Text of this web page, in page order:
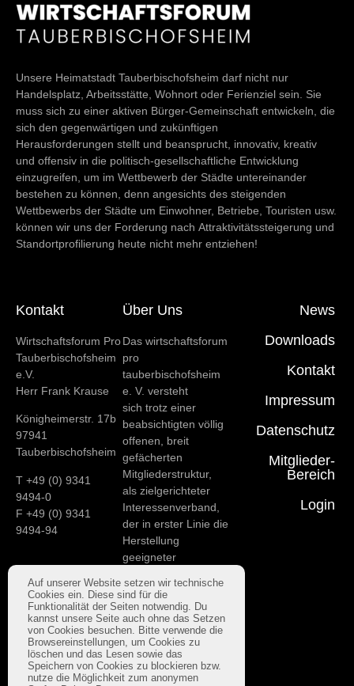
Auf unserer Website setzen wir technische
Cookies ein. Diese sind für die
Funktionalität der Seiten notwendig. Du
kannst unsere Seite auch ohne das Setzen
von Cookies besuchen. Bitte verwende die
Browsereinstellungen, um Cookies zu
löschen und das Lesen sowie das
Speichern von Cookies zu blockieren bzw.
nutze die Möglichkeit zum anonymen
Unsere Heimatstadt Tauberbischofsheim darf nicht nur
Handelsplatz, Arbeitsstätte, Wohnort oder Ferienziel sein. Sie
muss sich zu einer aktiven Bürger-Gemeinschaft entwickeln, die
sich den gegenwärtigen und zukünftigen
Herausforderungen stellt und beansprucht, innovativ, kreativ
und offensiv in die politisch-gesellschaftliche Entwicklung
einzugreifen, um im Wettbewerb der Städte untereinander
bestehen zu können, denn angesichts des steigenden
Wettbewerbs der Städte um Einwohner, Betriebe, Touristen usw.
können wir uns der Forderung nach Attraktivitätssteigerung und
Standortprofilierung heute nicht mehr entziehen!
Kontakt
Wirtschaftsforum Pro
Tauberbischofsheim
e.V.
Herr Frank Krause
Königheimerstr. 17b
97941
Tauberbischofsheim
T +49 (0) 9341
9494-0
F +49 (0) 9341
9494-94
Über Uns
Das wirtschaftsforum
pro
tauberbischofsheim
e. V. versteht
sich trotz einer
beabsichtigten völlig
offenen, breit
gefächerten
Mitgliederstruktur,
als zielgerichteter
Interessenverband,
der in erster Linie die
Herstellung
geeigneter
für
das wirtschaftliche
Fortkommen unserer
Stadt zum Ziel hat.
News
Downloads
Kontakt
Impressum
Datenschutz
Mitglieder-
Bereich
Login